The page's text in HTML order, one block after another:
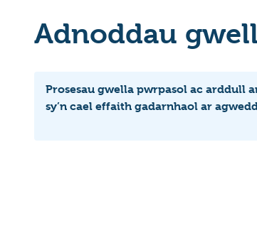
Adnoddau
Prosesau gwella pwrpasol ac arddull
sy’n cael effaith gadarnhaol ar